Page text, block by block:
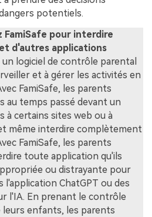
potentiels.
FamiSafe pour interdire
d'autres applications
un logiciel de contrôle parental
et à gérer les activités en
FamiSafe, les parents
au temps passé devant un
à certains sites web ou à
même interdire complètement
FamiSafe, les parents
toute application qu'ils
ou distrayante pour
l'application ChatGPT ou des
l'IA. En prenant le contrôle
leurs enfants, les parents